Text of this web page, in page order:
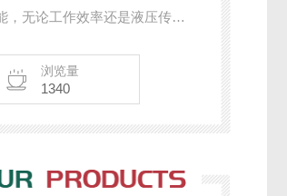
，无论工作效率还是液压传动
浏览量
1340